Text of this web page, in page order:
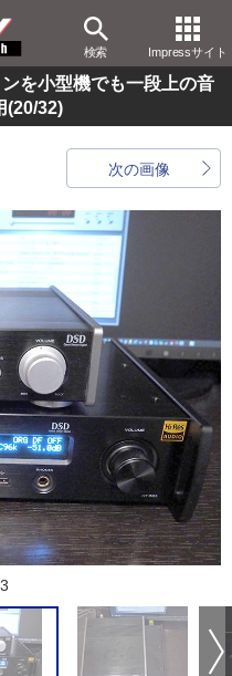
検索 Impressサイト
を小型機でも一段上の音
(20/32)
次の画像